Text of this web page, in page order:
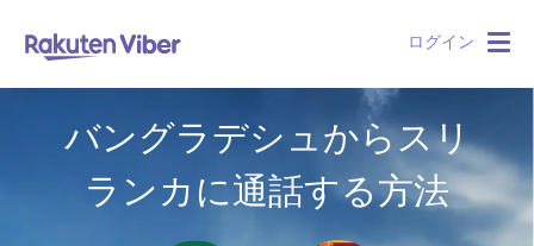
ログイン
バングラデシュからスリ
ランカに通話する方法